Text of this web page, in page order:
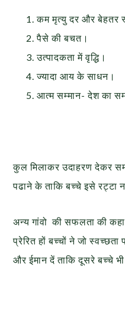
कम मृत्यु दर और बेहतर
पैसे की बचत।
उत्पादकता में वृद्धि।
ज्यादा आय के साधन।
आत्म सम्मान- देश का
कुल मिलाकर उदाहरण देकर
पढाने के ताकि बच्चे इसे रट्टा
अन्य गांवो की सफलता की
प्रेरित हों बच्चों ने जो स्वच्छता
और ईमान दें ताकि दूसरे बच्चे